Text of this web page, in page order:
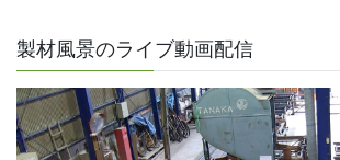
製材風景のライブ動画配信